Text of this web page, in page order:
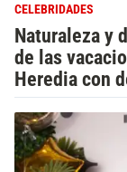
CELEBRIDADES
Naturaleza y
de las
Heredia con